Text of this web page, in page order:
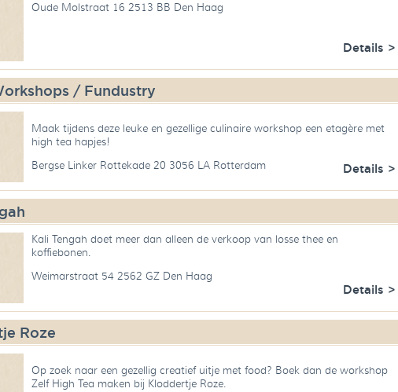
Oude Molstraat 16 2513 BB Den Haag
Details >
/ Fundustry
Maak tijdens deze leuke en gezellige culinaire workshop een etagère met
high tea hapjes!
Bergse Linker Rottekade 20 3056 LA Rotterdam
Details >
Kali Tengah doet meer dan alleen de verkoop van losse thee en
koffiebonen.
Weimarstraat 54 2562 GZ Den Haag
Details >
Roze
Op zoek naar een gezellig creatief uitje met food? Boek dan de workshop
Zelf High Tea maken bij Kloddertje Roze.